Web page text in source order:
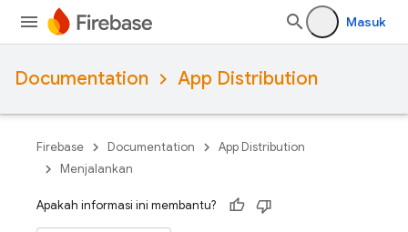
Masuk
Documentation App Distribution
Firebase Documentation
App Distribution
Menjalankan
Apakah informasi ini membantu?